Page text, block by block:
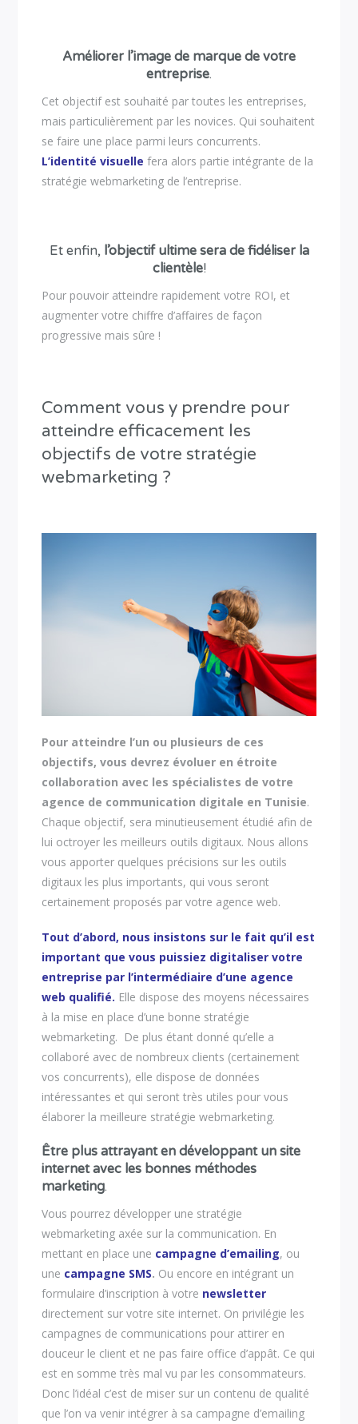
Améliorer l’image de marque de votre
entreprise.
Cet objectif est souhaité par toutes les entreprises,
mais particulièrement par les novices. Qui souhaitent
se faire une place parmi leurs concurrents.
L’identité visuellefera alors partie intégrante de la
stratégie webmarketing de l’entreprise.
Et enfin, l’objectif ultime sera de fidéliser la
clientèle!
Pour pouvoir atteindre rapidement votre ROI, et
augmenter votre chiffre d’affaires de façon
progressive mais sûre !
Comment vous y prendre pour
atteindre efficacement les
objectifs de votre stratégie
webmarketing ?
Pour atteindre l’un ou plusieurs de ces
objectifs, vous devrez évoluer en étroite
collaboration avec les spécialistes de votre
agence de communication digitale en Tunisie.
Chaque objectif, sera minutieusement étudié afin de
lui octroyer les meilleurs outils digitaux. Nous allons
vous apporter quelques précisions sur les outils
digitaux les plus importants, qui vous seront
certainement proposés par votre agence web.
Tout d’abord, nous insistons sur le fait qu’il est
important que vous puissiez digitaliser votre
entreprise par l’intermédiaire d’une agence
web qualifié. Elle dispose des moyens nécessaires
à la mise en place d’une bonne stratégie
webmarketing. De plus étant donné qu’elle a
collaboré avec de nombreux clients (certainement
vos concurrents), elle dispose de données
intéressantes et qui seront très utiles pour vous
élaborer la meilleure stratégie webmarketing.
Être plus attrayant en développant un site
internet avec les bonnes méthodes
marketing.
Vous pourrez développer une stratégie
webmarketing axée sur la communication. En
mettant en place une campagne d’emailing, ou
une campagne SMS. Ou encore en intégrant un
formulaire d’inscription à votre newsletter
directement sur votre site internet. On privilégie les
campagnes de communications pour attirer en
douceur le client et ne pas faire office d’appât. Ce qui
est en somme très mal vu par les consommateurs.
Donc l’idéal c’est de miser sur un contenu de qualité
que l’on va venir intégrer à sa campagne d’emailing